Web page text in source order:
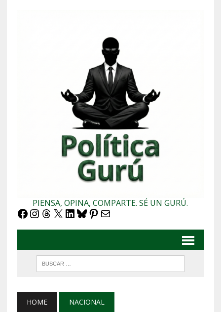
PIENSA, OPINA, COMPARTE. SÉ UN GURÚ.
Facebook
Instagram
Threads
X LinkedIn
Bluesky
Pinterest
Correo electrónico
HOME NACIONAL